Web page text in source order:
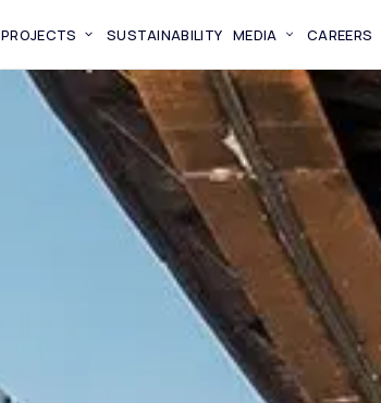
PROJECTS SUSTAINABILITY MEDIA CAREERS